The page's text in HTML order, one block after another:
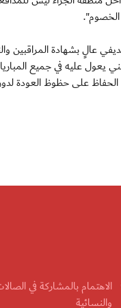
عالٍ بشهادة المراقبين
يعول عليه في جميع
على حظوظ العودة
الاهتمام بالمشاركة في
والنسائية